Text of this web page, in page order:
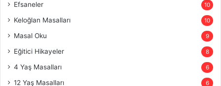
Efsaneler 10
Keloğlan Masalları 10
Masal Oku 9
Eğitici Hikayeler 8
4 Yaş Masalları 6
12 Yaş Masalları 6